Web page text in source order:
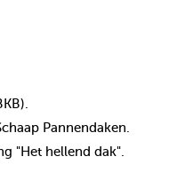
Pannendaken.
"Het hellend dak".